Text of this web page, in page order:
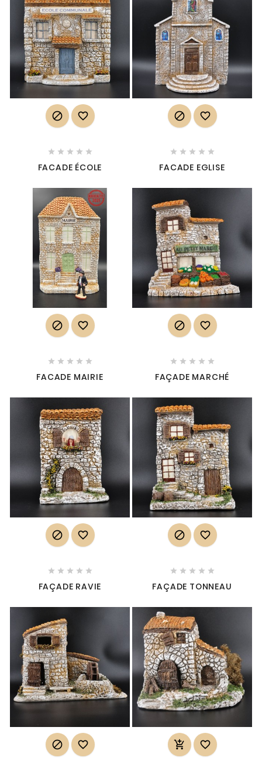
 
    
FACADE ÉCOLE
 
    
FACADE EGLISE
 
    
FACADE MAIRIE
 
    
FAÇADE MARCHÉ
 
    
FAÇADE RAVIE
 
    
FAÇADE TONNEAU
   